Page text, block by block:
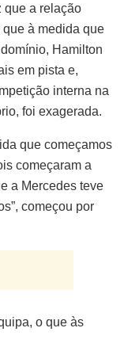
que a relação
à medida que
Hamilton
em pista e,
interna na
foi exagerada.
que começamos
começaram a
a Mercedes teve
começou por
o que às